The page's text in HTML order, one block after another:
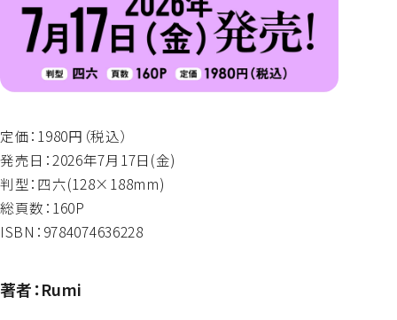
定価：1980円（税込）
発売日：2026年7月17日(金)
判型：四六(128×188mm)
総頁数：160P
ISBN：9784074636228
著者：Rumi